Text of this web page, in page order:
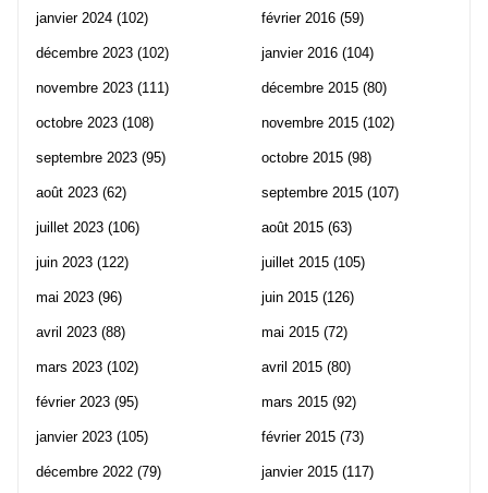
janvier 2024 (102)
décembre 2023 (102)
novembre 2023 (111)
octobre 2023 (108)
septembre 2023 (95)
août 2023 (62)
juillet 2023 (106)
juin 2023 (122)
mai 2023 (96)
avril 2023 (88)
mars 2023 (102)
février 2023 (95)
janvier 2023 (105)
décembre 2022 (79)
février 2016 (59)
janvier 2016 (104)
décembre 2015 (80)
novembre 2015 (102)
octobre 2015 (98)
septembre 2015 (107)
août 2015 (63)
juillet 2015 (105)
juin 2015 (126)
mai 2015 (72)
avril 2015 (80)
mars 2015 (92)
février 2015 (73)
janvier 2015 (117)